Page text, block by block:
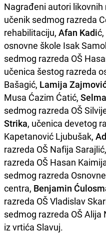
Nagrađeni autori likovnih
učenik sedmog razreda
rehabilitaciju, Afan Kadi
osnovne škole Isak
sedmog razreda OŠ
učenica šestog razreda
Bašagić, Lamija
Musa Ćazim Ćatić,
sedmog razreda OŠ
Strika, učenica devetog
Kapetanović Ljubušak,
razreda OŠ Nafija Sarajlić,
razreda OŠ Hasan
sedmog razreda
centra, Benjamin
razreda OŠ Vladislav
sedmog razreda OŠ Alija
iz vrtića Slavuj.